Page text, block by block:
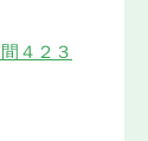
４２３